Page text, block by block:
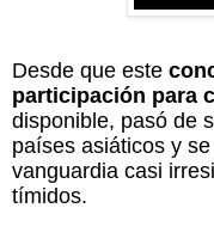
Desde que este
participación para
disponible, pasó de
países asiáticos y
vanguardia casi
tímidos.